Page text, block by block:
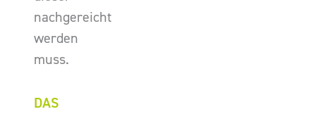
nachgereicht
werden
muss.
DAS